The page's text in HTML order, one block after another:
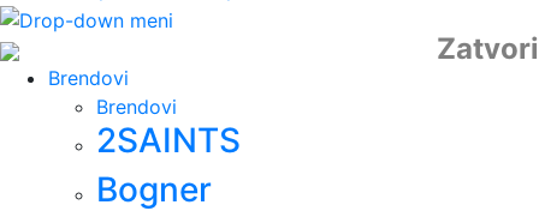
Zatvori
Brendovi
Brendovi
2SAINTS
Bogner